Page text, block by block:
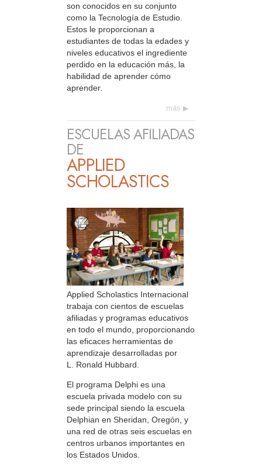
son conocidos en su conjunto
como la Tecnología de Estudio.
Estos le proporcionan a
estudiantes de todas la edades y
niveles educativos el ingrediente
perdido en la educación más, la
habilidad de aprender cómo
aprender.
más
ESCUELAS AFILIADAS
DE
APPLIED
SCHOLASTICS
Applied Scholastics Internacional
trabaja con cientos de escuelas
afiliadas y programas educativos
en todo el mundo, proporcionando
las eficaces herramientas de
aprendizaje desarrolladas por
L. Ronald Hubbard.
El programa Delphi es una
escuela privada modelo con su
sede principal siendo la escuela
Delphian en Sheridan, Oregón, y
una red de otras seis escuelas en
centros urbanos importantes en
los Estados Unidos.